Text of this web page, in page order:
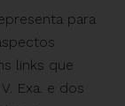
para
links que
Exa. e dos